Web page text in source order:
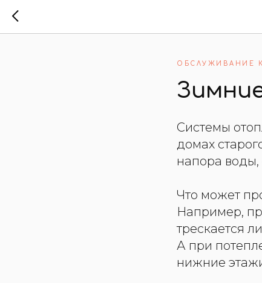
ОБСЛУЖИВАНИЕ
Системы
домах
напора воды,
Что может
Например,
трескается
А при
нижние